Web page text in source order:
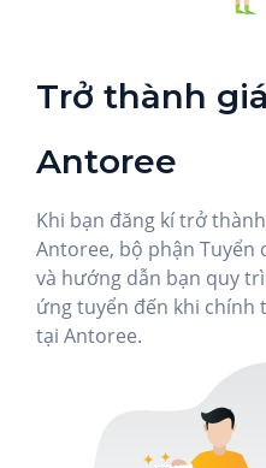
Trở thành
Antoree
Khi bạn đăng kí trở
Antoree, bộ phận Tuyển
và hướng dẫn bạn quy
ứng tuyển đến khi chính
tại Antoree.